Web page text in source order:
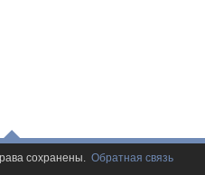
сохранены. Обратная связь